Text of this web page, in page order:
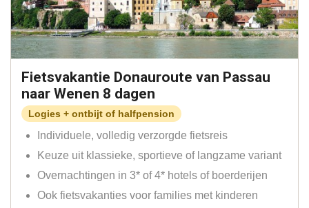
Fietsvakantie Donauroute van Passau
naar Wenen 8 dagen
Logies + ontbijt of halfpension
Individuele, volledig verzorgde fietsreis
Keuze uit klassieke, sportieve of langzame variant
Overnachtingen in 3* of 4* hotels of boerderijen
Ook fietsvakanties voor families met kinderen